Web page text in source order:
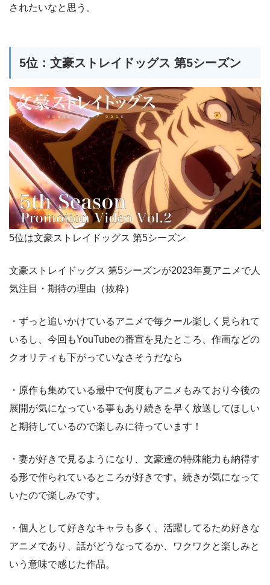
されたいなと思う。
5位：文豪ストレイドッグス 第5シーズン
5位は文豪ストレイドッグス 第5シーズン
文豪ストレイドッグス 第5シーズンが2023年夏アニメで人
気注目・期待の理由（抜粋）
・ずっと追いかけているアニメで毎クール楽しく見られて
いるし、今回もYouTubeの番宣を見たところ、作画などの
クオリティも下がっていなさそうだなら
・原作も集めている最中で何度もアニメもみており今後の
展開が気になっている事もあり続きを早く放送してほしい
と期待しているので楽しみに待っています！
・妻が好きで見るようになり、文豪達の特殊能力も納得す
る形で作られているところが好きです。続きが気になって
いたので楽しみです。
・個人として好きなキャラも多く、活躍してるため好きな
アニメであり、話がどうなってるか、ワクワクと楽しみと
いう意味で感じた作品。